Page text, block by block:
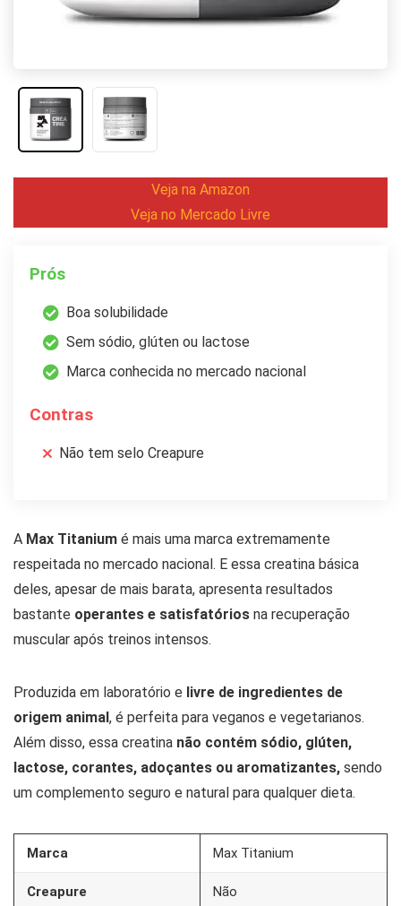
Veja na Amazon
Veja no Mercado Livre
Prós
Boa solubilidade
Sem sódio, glúten ou lactose
Marca conhecida no mercado nacional
Contras
Não tem selo Creapure
A Max Titanium é mais uma marca extremamente
respeitada no mercado nacional. E essa creatina básica
deles, apesar de mais barata, apresenta resultados
bastante operantes e satisfatórios na recuperação
muscular após treinos intensos.
Produzida em laboratório e livre de ingredientes de
origem animal, é perfeita para veganos e vegetarianos.
Além disso, essa creatina não contém sódio, glúten,
lactose, corantes, adoçantes ou aromatizantes, sendo
um complemento seguro e natural para qualquer dieta.
Marca Max Titanium
Creapure Não